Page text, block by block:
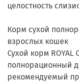
целостность
Корм сухой
взрослых кошек
Сухой корм ROYAL
полнорационный
рекомендуемый